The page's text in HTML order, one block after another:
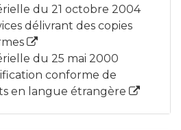
du 21 octobre 2004
délivrant des copies
du 25 mai 2000
conforme de
en langue étrangère